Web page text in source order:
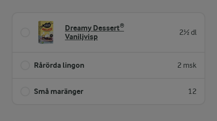
Dreamy Dessert®
Vaniljvisp
2½ dl
Rårörda lingon 2 msk
Små maränger 12